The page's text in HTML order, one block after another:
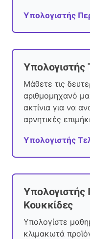
Υπολογιστής
Υπολογιστής
Μάθετε τις
αριθμομηχανό
ακτίνια για να
αρνητικές
Υπολογιστής
Υπολογιστής
Κουκκίδες
Υπολογίστε
κλιμακωτά